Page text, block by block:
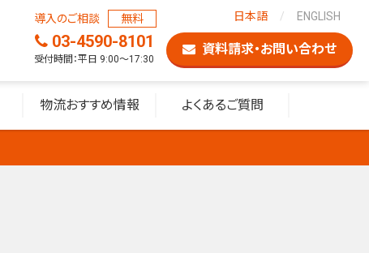
物流おすすめ情報 よくあるご質問
日本語 ENGLISH
導入のご相談 無料
03-4590-8101
受付時間：平日 9:00〜17:30
資料請求・お問い合わせ